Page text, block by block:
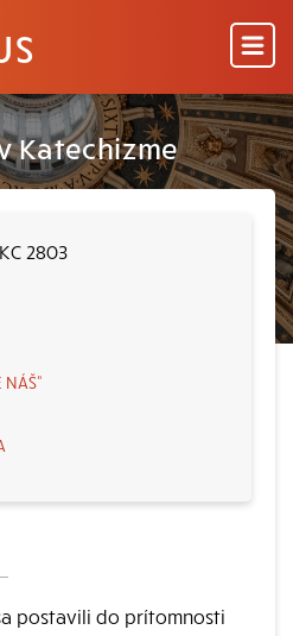
Katechizme
2803
NÁŠ“
postavili do prítomnosti